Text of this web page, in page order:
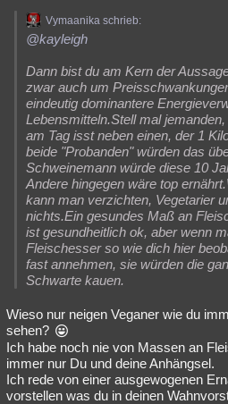
Vymaanika schrieb:
@kayleigh
Dann bist du am Kern der
zwar auch um
eindeutig dominantere
Lebensmitteln.Stell mal
am Tag isst neben einen, der 1
beide "Probanden" würden das
Schweinemann würde diese 10
Andere hingegen wäre top
kann man verzichten, Vegetarier
nichts.Ein gesundes Maß an
ist gesundheitlich ok, aber wenn
Fleischesser so wie dich hier
fast annehmen, sie würden die
Schwarte kauen.
Wieso nur neigen Veganer wie du
sehen?
Ich habe noch nie von Massen an
immer nur Du und deine Anhängsel.
Ich rede von einer ausgewogenen
vorstellen was du in deinen